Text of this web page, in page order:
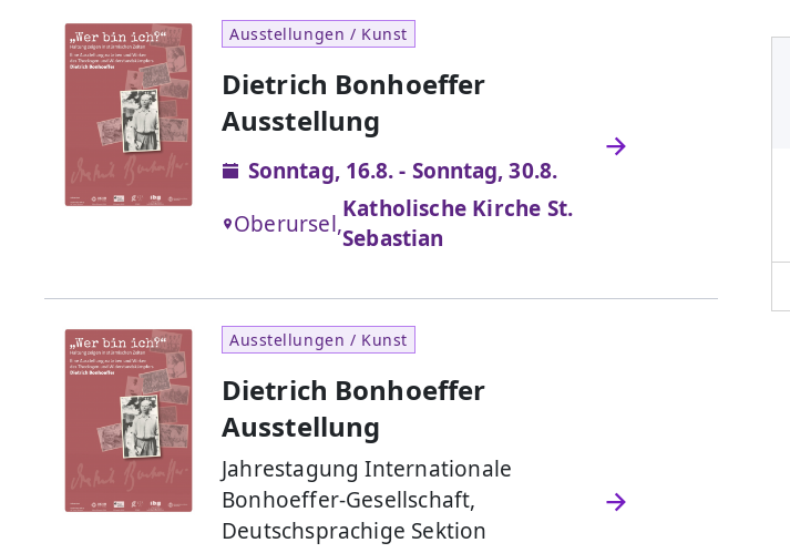
Ausstellungen / Kunst
Dietrich Bonhoeffer
Ausstellung
Sonntag, 16.8. - Sonntag, 30.8.
Oberursel,
Katholische Kirche St.
Sebastian
Ausstellungen / Kunst
Dietrich Bonhoeffer
Ausstellung
Jahrestagung Internationale
Bonhoeffer-Gesellschaft,
Deutschsprachige Sektion